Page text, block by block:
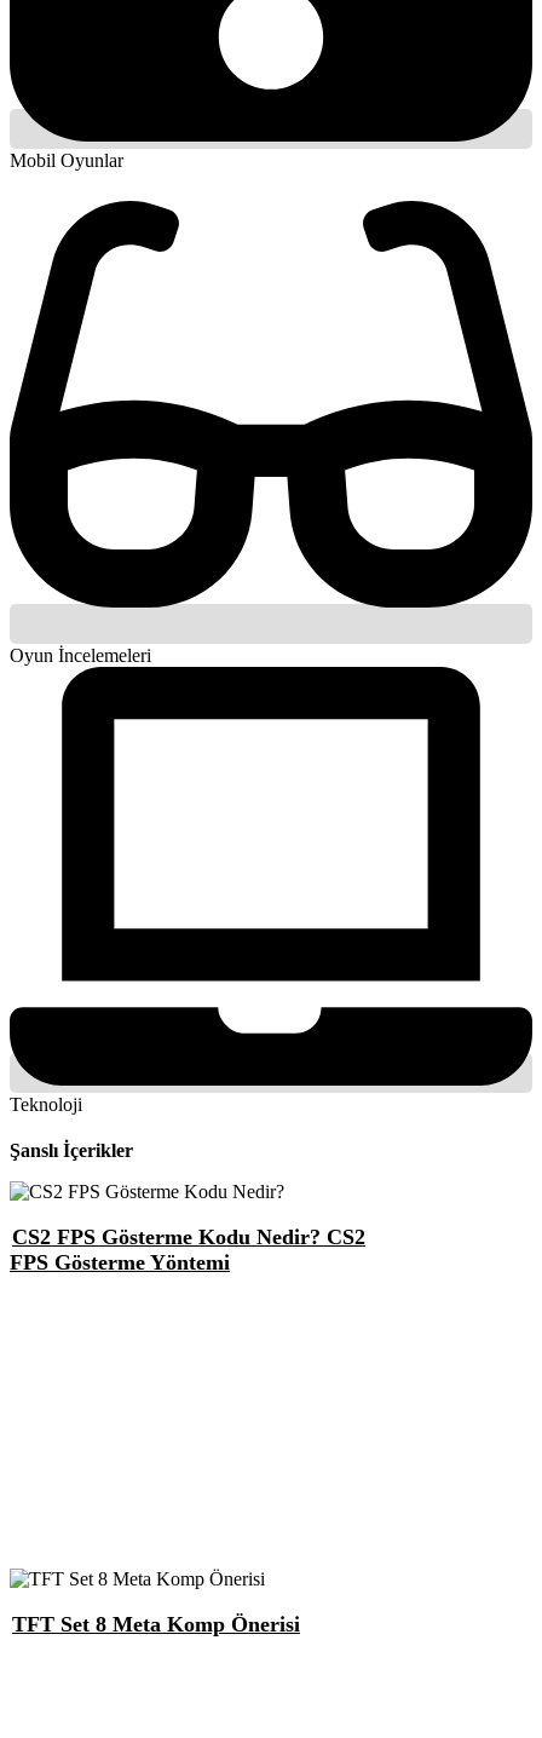
Mobil Oyunlar
Oyun İncelemeleri
Teknoloji
Şanslı İçerikler
CS2 FPS Gösterme Kodu Nedir? CS2
FPS Gösterme Yöntemi
TFT Set 8 Meta Komp Önerisi